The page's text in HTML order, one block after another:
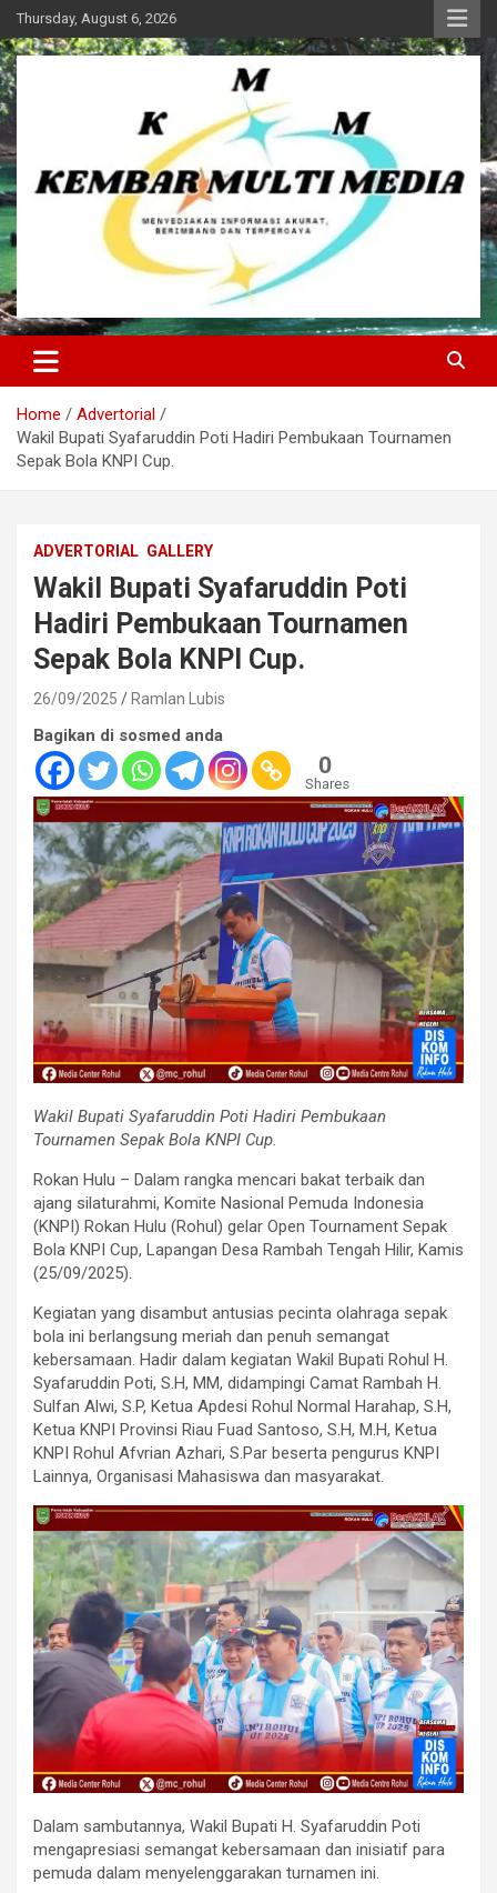
Skip
to
content
Thursday, August 6, 2026
Kembar Multi Media
Home
Advertorial
Wakil Bupati Syafaruddin Poti Hadiri Pembukaan Tournamen
Sepak Bola KNPI Cup.
ADVERTORIAL GALLERY
Wakil Bupati Syafaruddin Poti
Hadiri Pembukaan Tournamen
Sepak Bola KNPI Cup.
26/09/2025 Ramlan Lubis
Bagikan di sosmed anda
0
Shares
Wakil Bupati Syafaruddin Poti Hadiri Pembukaan
Tournamen Sepak Bola KNPI Cup.
Rokan Hulu – Dalam rangka mencari bakat terbaik dan
ajang silaturahmi, Komite Nasional Pemuda Indonesia
(KNPI) Rokan Hulu (Rohul) gelar Open Tournament Sepak
Bola KNPI Cup, Lapangan Desa Rambah Tengah Hilir, Kamis
(25/09/2025).
Kegiatan yang disambut antusias pecinta olahraga sepak
bola ini berlangsung meriah dan penuh semangat
kebersamaan. Hadir dalam kegiatan Wakil Bupati Rohul H.
Syafaruddin Poti, S.H, MM, didampingi Camat Rambah H.
Sulfan Alwi, S.P, Ketua Apdesi Rohul Normal Harahap, S.H,
Ketua KNPI Provinsi Riau Fuad Santoso, S.H, M.H, Ketua
KNPI Rohul Afvrian Azhari, S.Par beserta pengurus KNPI
Lainnya, Organisasi Mahasiswa dan masyarakat.
Dalam sambutannya, Wakil Bupati H. Syafaruddin Poti
mengapresiasi semangat kebersamaan dan inisiatif para
pemuda dalam menyelenggarakan turnamen ini.